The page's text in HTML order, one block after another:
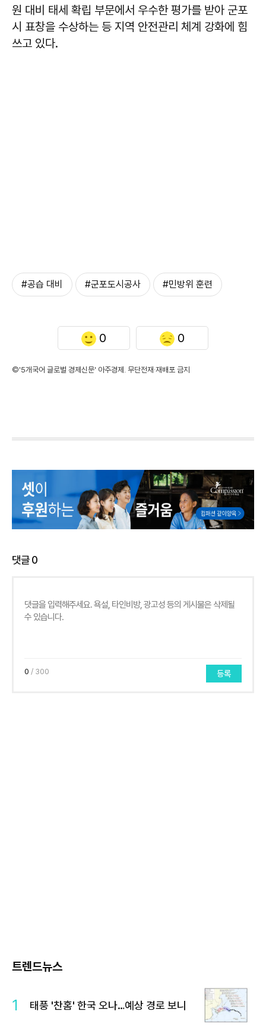
원 대비 태세 확립 부문에서 우수한 평가를 받아 군포
시 표창을 수상하는 등 지역 안전관리 체계 강화에 힘
쓰고 있다.
#공습 대비 #군포도시공사 #민방위 훈련
0 0
©'5개국어 글로벌 경제신문' 아주경제. 무단전재·재배포 금지
댓글0
0 / 300 등록
트렌드뉴스
1 태풍 '찬홈' 한국 오나…예상 경로 보니